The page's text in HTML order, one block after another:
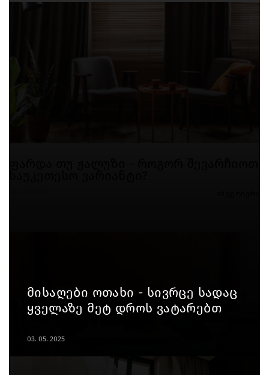
მისაღები ოთახი - სივრცე სადაც
ყველაზე მეტ დროს ვატარებთ
03. 05. 2025